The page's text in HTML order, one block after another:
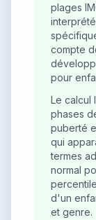
plages
compte
pour
Le calcul
phases
puberté
qui
termes
normal
d'un
et genre.